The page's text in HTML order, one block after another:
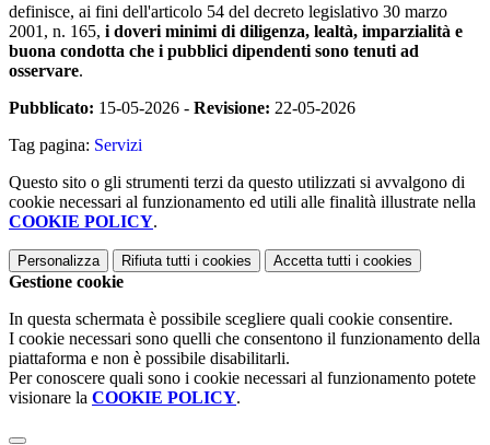
definisce, ai fini dell'articolo 54 del decreto legislativo 30 marzo
2001, n. 165, i doveri minimi di diligenza, lealtà, imparzialità e
buona condotta che i pubblici dipendenti sono tenuti ad
osservare.
Pubblicato: 15-05-2026 - Revisione: 22-05-2026
Tag pagina: Servizi
Questo sito o gli strumenti terzi da questo utilizzati si avvalgono di
cookie necessari al funzionamento ed utili alle finalità illustrate nella
COOKIE POLICY.
Personalizza Rifiuta tutti i cookies Accetta tutti i cookies
Gestione cookie
In questa schermata è possibile scegliere quali cookie consentire.
I cookie necessari sono quelli che consentono il funzionamento della
piattaforma e non è possibile disabilitarli.
Per conoscere quali sono i cookie necessari al funzionamento potete
visionare la COOKIE POLICY.